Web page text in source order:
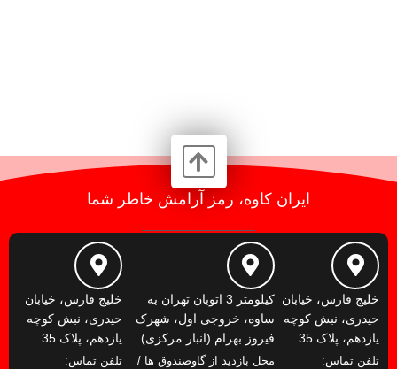
ایران کاوه، رمز آرامش خاطر شما
خلیج فارس، خیابان
حیدری، نبش کوچه
یازدهم، پلاک 35
تلفن تماس:
کیلومتر 3 اتوبان تهران به
ساوه، خروجی اول، شهرک
فیروز بهرام (انبار مرکزی)
محل بازدید از گاوصندوق ها /
خلیج فارس، خیابان
حیدری، نبش کوچه
یازدهم، پلاک 35
تلفن تماس: